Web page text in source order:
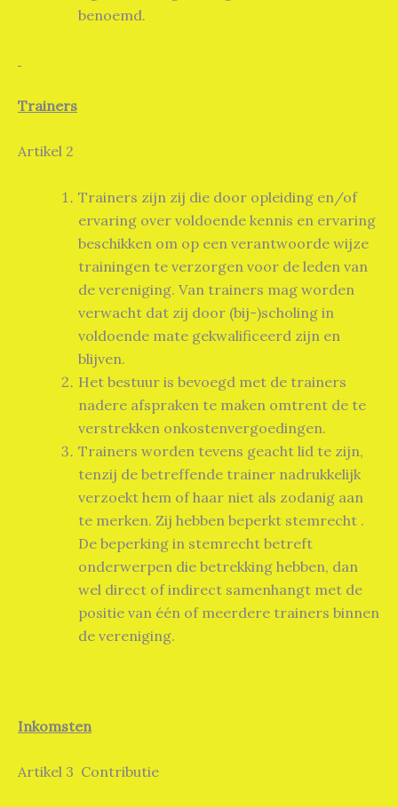
benoemd.
Trainers
Artikel 2
Trainers zijn zij die door opleiding en/of
ervaring over voldoende kennis en ervaring
beschikken om op een verantwoorde wijze
trainingen te verzorgen voor de leden van
de vereniging. Van trainers mag worden
verwacht dat zij door (bij-)scholing in
voldoende mate gekwalificeerd zijn en
blijven.
Het bestuur is bevoegd met de trainers
nadere afspraken te maken omtrent de te
verstrekken onkostenvergoedingen.
Trainers worden tevens geacht lid te zijn,
tenzij de betreffende trainer nadrukkelijk
verzoekt hem of haar niet als zodanig aan
te merken. Zij hebben beperkt stemrecht .
De beperking in stemrecht betreft
onderwerpen die betrekking hebben, dan
wel direct of indirect samenhangt met de
positie van één of meerdere trainers binnen
de vereniging.
Inkomsten
Artikel 3 Contributie